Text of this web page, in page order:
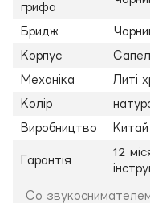
грифа
Бридж
Корпус
Механіка
Литі
Колір
Виробництво
Китай
Гарантія
12
Со